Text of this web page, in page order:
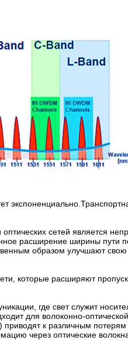
сетей является
расширение ширины пути
образом улучшают
которые расширяют
где свет служит
для волоконно-
к различным
через оптические